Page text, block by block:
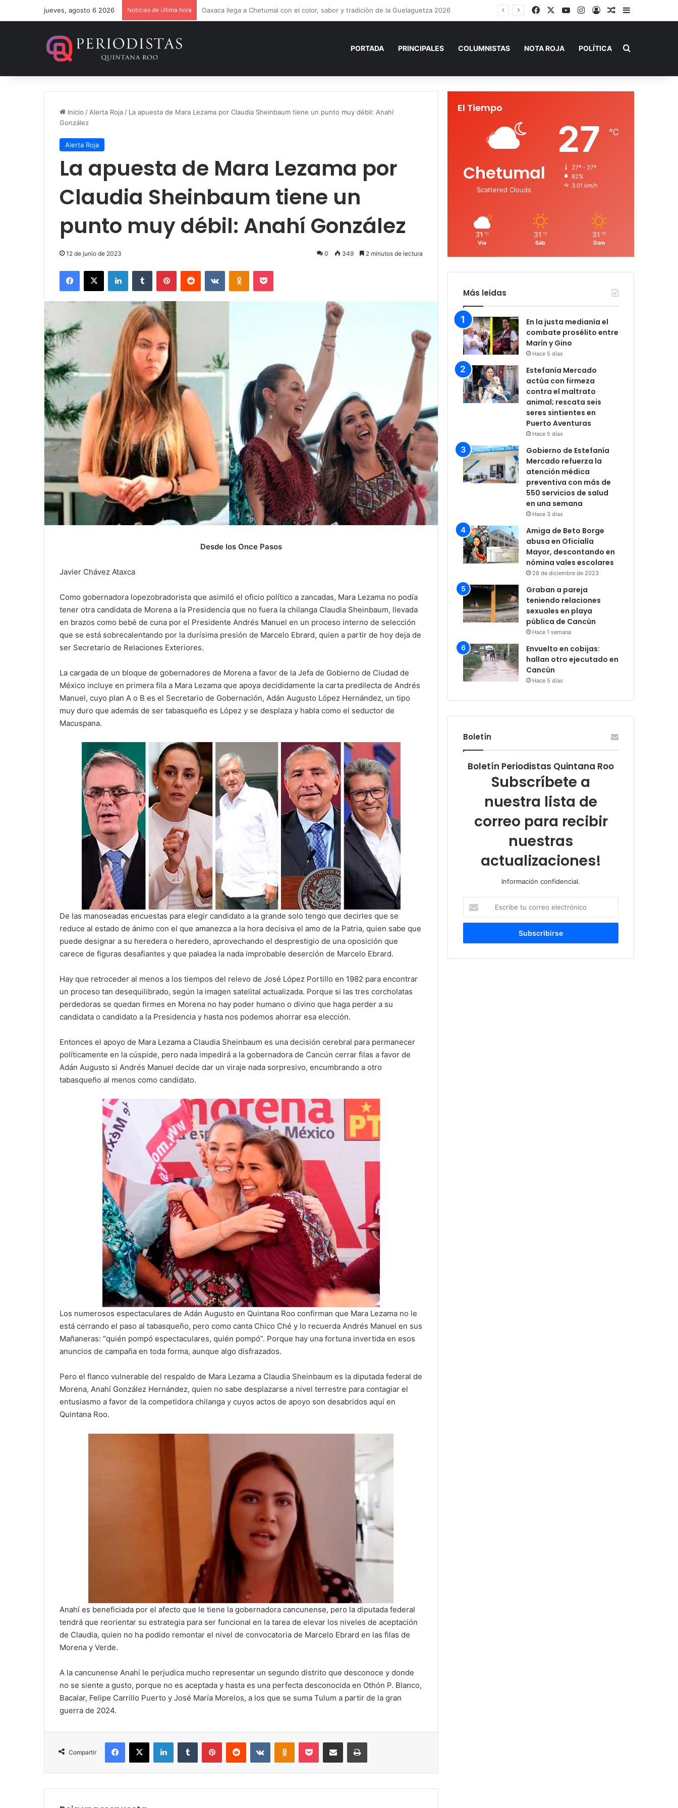
jueves, agosto 6 2026 Noticias de última hora Estefanía Mercado cumple con la repavimentación del puente vehicular FacebookYouTubeInstagram
AccesoPublicación al
Barra lateral
PORTADA PRINCIPALES COLUMNISTAS NOTA ROJA POLÍTICA Buscar por
Inicio / Alerta Roja / La apuesta de Mara Lezama por Claudia Sheinbaum tiene un punto muy débil: Anahí
González
Alerta Roja
La apuesta de Mara Lezama por
Claudia Sheinbaum tiene un
punto muy débil: Anahí González
12 de junio de 2023 0 349 2 minutos de lectura
Facebook
X LinkedInTumblr PinterestReddit VKontakteOdnoklassniki
Pocket
Desde los Once Pasos
Javier Chávez Ataxca
Como gobernadora lopezobradorista que asimiló el oficio político a zancadas, Mara Lezama no podía
tener otra candidata de Morena a la Presidencia que no fuera la chilanga Claudia Sheinbaum, llevada
en brazos como bebé de cuna por el Presidente Andrés Manuel en un proceso interno de selección
que se está sobrecalentando por la durísima presión de Marcelo Ebrard, quien a partir de hoy deja de
ser Secretario de Relaciones Exteriores.
La cargada de un bloque de gobernadores de Morena a favor de la Jefa de Gobierno de Ciudad de
México incluye en primera fila a Mara Lezama que apoya decididamente la carta predilecta de Andrés
Manuel, cuyo plan A o B es el Secretario de Gobernación, Adán Augusto López Hernández, un tipo
muy duro que además de ser tabasqueño es López y se desplaza y habla como el seductor de
Macuspana.
De las manoseadas encuestas para elegir candidato a la grande solo tengo que decirles que se
reduce al estado de ánimo con el que amanezca a la hora decisiva el amo de la Patria, quien sabe que
puede designar a su heredera o heredero, aprovechando el desprestigio de una oposición que
carece de figuras desafiantes y que paladea la nada improbable deserción de Marcelo Ebrard.
Hay que retroceder al menos a los tiempos del relevo de José López Portillo en 1982 para encontrar
un proceso tan desequilibrado, según la imagen satelital actualizada. Porque si las tres corcholatas
perdedoras se quedan firmes en Morena no hay poder humano o divino que haga perder a su
candidata o candidato a la Presidencia y hasta nos podemos ahorrar esa elección.
Entonces el apoyo de Mara Lezama a Claudia Sheinbaum es una decisión cerebral para permanecer
políticamente en la cúspide, pero nada impedirá a la gobernadora de Cancún cerrar filas a favor de
Adán Augusto si Andrés Manuel decide dar un viraje nada sorpresivo, encumbrando a otro
tabasqueño al menos como candidato.
Los numerosos espectaculares de Adán Augusto en Quintana Roo confirman que Mara Lezama no le
está cerrando el paso al tabasqueño, pero como canta Chico Ché y lo recuerda Andrés Manuel en sus
Mañaneras: “quién pompó espectaculares, quién pompó”. Porque hay una fortuna invertida en esos
anuncios de campaña en toda forma, aunque algo disfrazados.
Pero el flanco vulnerable del respaldo de Mara Lezama a Claudia Sheinbaum es la diputada federal de
Morena, Anahí González Hernández, quien no sabe desplazarse a nivel terrestre para contagiar el
entusiasmo a favor de la competidora chilanga y cuyos actos de apoyo son desabridos aquí en
Quintana Roo.
Anahí es beneficiada por el afecto que le tiene la gobernadora cancunense, pero la diputada federal
tendrá que reorientar su estrategia para ser funcional en la tarea de elevar los niveles de aceptación
de Claudia, quien no ha podido remontar el nivel de convocatoria de Marcelo Ebrard en las filas de
Morena y Verde.
A la cancunense Anahí le perjudica mucho representar un segundo distrito que desconoce y donde
no se siente a gusto, porque no es aceptada y hasta es una perfecta desconocida en Othón P. Blanco,
Bacalar, Felipe Carrillo Puerto y José María Morelos, a los que se suma Tulum a partir de la gran
guerra de 2024.
Compartir
Facebook
X LinkedInTumblr PinterestReddit VKontakteOdnoklassniki
Pocket Compartir por correo electrónicoImprimir
El Tiempo
Chetumal
Scattered Clouds
27 ℃
27º - 27º
82%
3.01 km/h
31 ℃
Vie
31 ℃
Sáb
31 ℃
Dom
Más leidas
En la justa medianía el
combate prosélito entre
Marín y Gino
Hace 5 días
Estefanía Mercado
actúa con firmeza
contra el maltrato
animal; rescata seis
seres sintientes en
Puerto Aventuras
Hace 5 días
Gobierno de Estefanía
Mercado refuerza la
atención médica
preventiva con más de
550 servicios de salud
en una semana
Hace 3 días
Amiga de Beto Borge
abusa en Oficialía
Mayor, descontando en
nómina vales escolares
28 de diciembre de 2023
Graban a pareja
teniendo relaciones
sexuales en playa
pública de Cancún
Hace 1 semana
Envuelto en cobijas:
hallan otro ejecutado en
Cancún
Hace 5 días
Boletín
Boletín Periodistas Quintana Roo
Subscríbete a
nuestra lista de
correo para recibir
nuestras
actualizaciones!
Información confidencial.
tu
correo